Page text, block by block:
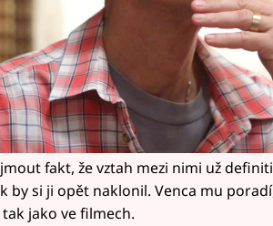
fakt, že vztah mezi nimi už
by si ji opět naklonil. Venca mu
jako ve filmech.